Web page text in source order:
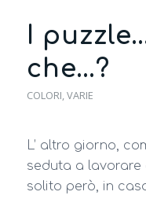
I
che…?
COLORI,VARIE
L’ altro giorno,
seduta a
solito però, in